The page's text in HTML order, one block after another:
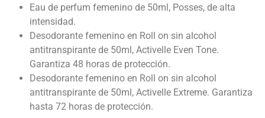
Eau de perfum femenino de 50ml, Posses, de alta
intensidad.
Desodorante femenino en Roll on sin alcohol
antitranspirante de 50ml, Activelle Even Tone.
Garantiza 48 horas de protección.
Desodorante femenino en Roll on sin alcohol
antitranspirante de 50ml, Activelle Extreme. Garantiza
hasta 72 horas de protección.